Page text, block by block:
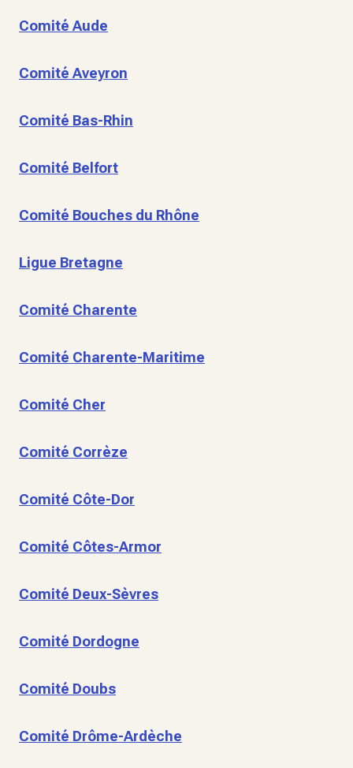
Comité Aude
Comité Aveyron
Comité Bas-Rhin
Comité Belfort
Comité Bouches du Rhône
Ligue Bretagne
Comité Charente
Comité Charente-Maritime
Comité Cher
Comité Corrèze
Comité Côte-Dor
Comité Côtes-Armor
Comité Deux-Sèvres
Comité Dordogne
Comité Doubs
Comité Drôme-Ardèche